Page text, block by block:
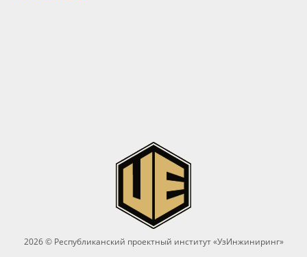
2026 © Республиканский проектный институт «УзИнжиниринг»